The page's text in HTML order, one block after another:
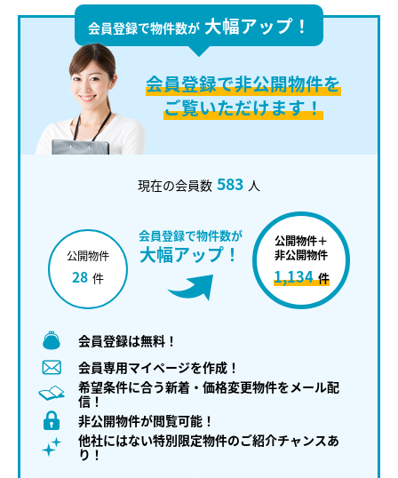
会員登録で物件数が 大幅アップ！
会員登録で非公開物件を
ご覧いただけます！
現在の会員数 583 人
会員登録で物件数が
大幅アップ！
公開物件
28 件
公開物件＋
非公開物件
1,134 件
会員登録は無料！
会員専用マイページを作成！
希望条件に合う新着・価格変更物件をメール配
信！
非公開物件が閲覧可能！
他社にはない特別限定物件のご紹介チャンスあ
り！